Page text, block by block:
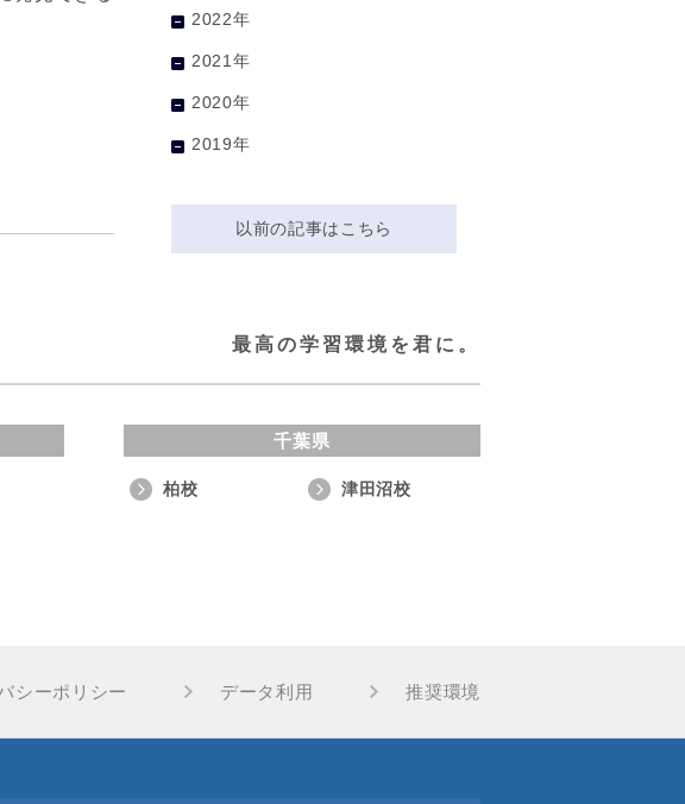
2022年
2021年
2020年
2019年
以前の記事はこちら
最高の学習環境を君に。
千葉県
柏校 津田沼校
シーポリシー データ利用 推奨環境